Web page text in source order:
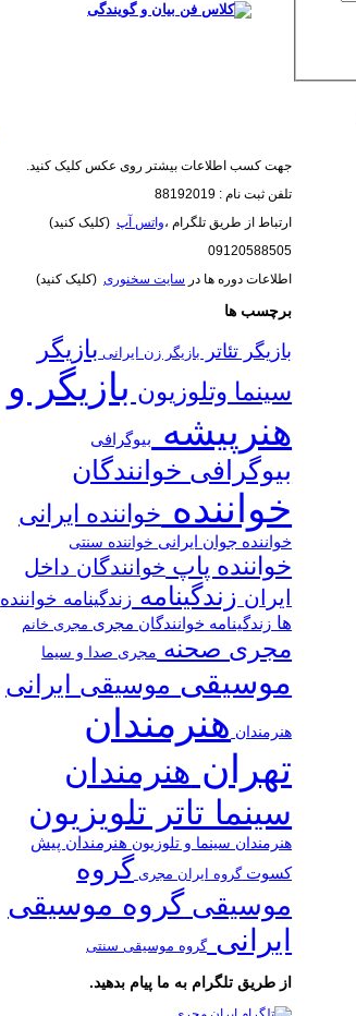
جهت کسب اطلاعات بیشتر روی عکس کلیک کنید.
تلفن ثبت نام : 88192019
ارتباط از طریق تلگرام ،واتس آپ(کلیک کنید)
09120588505
اطلاعات دوره ها در سایت سخنوری(کلیک کنید)
برچسب ها
بازیگر تئاتر بازیگر زن ایرانی بازیگر
سینما وتلوزیون بازیگر و
هنرپیشه
بیوگرافی
بیوگرافی خوانندگان
خواننده خواننده ایرانی
خواننده جوان ایرانی خواننده سنتی
خواننده پاپ خوانندگان داخل
ایران زندگینامه زندگینامه خواننده
ها زندگینامه خوانندگان مجری مجری خانم
مجری صحنه مجری صدا و سیما
موسیقی موسیقی ایرانی
هنرمندان هنرمندان
تهران هنرمندان
سینما تاتر تلویزیون
هنرمندان سینما و تلوزیون هنرمندان پیش
کسوتگروه ایران مجری گروه
موسیقیگروه موسیقی
ایرانیگروه موسیقی سنتی
از طریق تلگرام به ما پیام بدهید.